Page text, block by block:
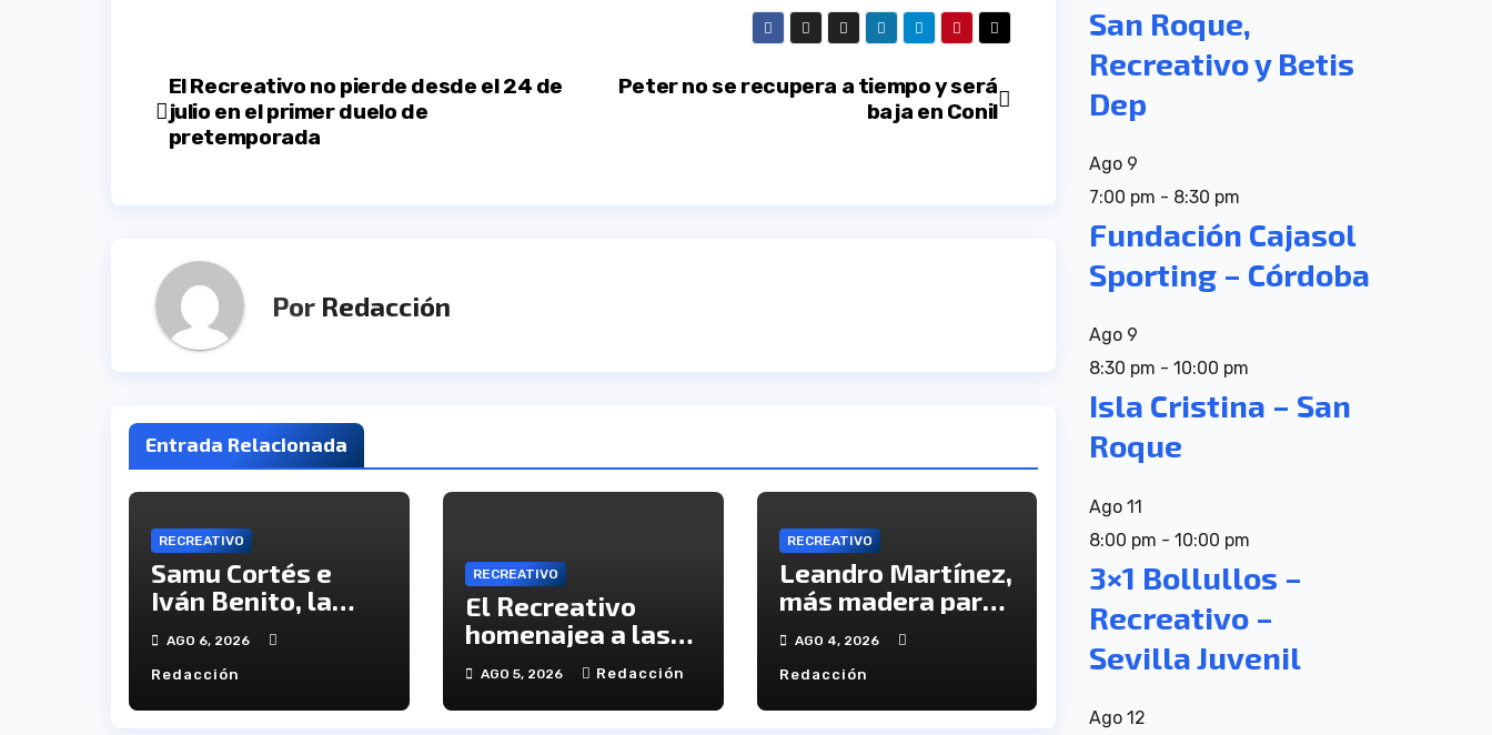
Navegación
de
Peter no se recupera a tiempo y será
baja en Conil
El Recreativo no pierde desde el 24 de
julio en el primer duelo de
pretemporada
Por Redacción
Entrada Relacionada
RECREATIVO
Samu Cortés e
Iván Benito, la
ilusión de los
jóvenes al
servicio del
Decano
AGO 6, 2026
Redacción
RECREATIVO
El Recreativo
homenajea a las
víctimas del 20-D
en el XX
aniversario de la
AGO 5, 2026 Redacción
RECREATIVO
Leandro Martínez,
más madera para
el ataque del
Decano
AGO 4, 2026
Redacción
San Roque,
Recreativo y Betis
Dep
Ago 9
7:00 pm - 8:30 pm
Fundación Cajasol
Sporting – Córdoba
Ago 9
8:30 pm - 10:00 pm
Isla Cristina – San
Roque
Ago 11
8:00 pm - 10:00 pm
3×1 Bollullos –
Recreativo –
Sevilla Juvenil
Ago 12